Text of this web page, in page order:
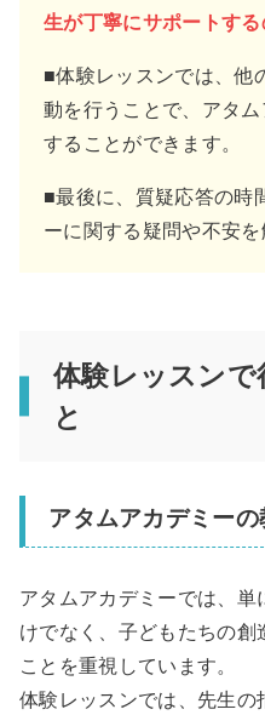
生が丁寧にサポートする
■体験レッスンでは、他
動を行うことで、アタ
することができます。
■最後に、質疑応答の時
ーに関する疑問や不安を
体験レッスンで
と
アタムアカデミー
アタムアカデミーでは、
けでなく、子どもたちの
ことを重視しています。
体験レッスンでは、先生